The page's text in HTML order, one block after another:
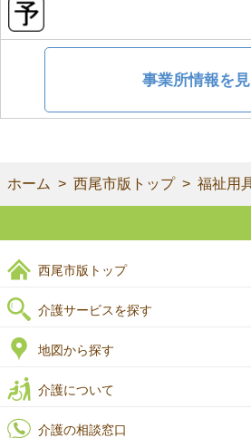
事業所情報を
ホーム 西尾市版トップ 福祉用
西尾市版トップ
介護サービスを探す
地図から探す
介護について
介護の相談窓口